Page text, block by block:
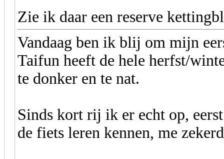
Zie ik daar een reserve
Vandaag ben ik blij om mijn
Taifun heeft de hele herfst/
te donker en te nat.
Sinds kort rij ik er echt op,
de fiets leren kennen, me